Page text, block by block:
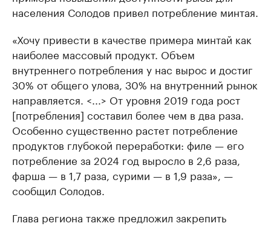
населения Солодов привел потребление минтая.
«Хочу привести в качестве примера минтай как
наиболее массовый продукт. Объем
внутреннего потребления у нас вырос и достиг
30% от общего улова, 30% на внутренний рынок
направляется. <...> От уровня 2019 года рост
[потребления] составил более чем в два раза.
Особенно существенно растет потребление
продуктов глубокой переработки: филе — его
потребление за 2024 год выросло в 2,6 раза,
фарша — в 1,7 раза, сурими — в 1,9 раза», —
сообщил Солодов.
Глава региона также предложил закрепить